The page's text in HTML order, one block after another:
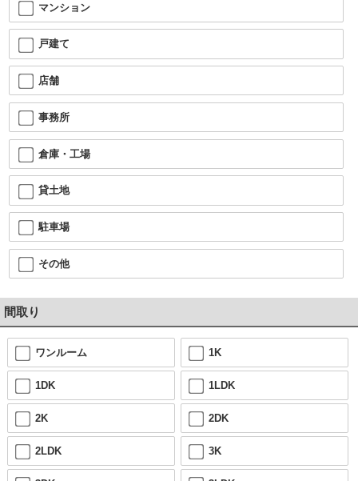
マンション
戸建て
店舗
事務所
倉庫・工場
貸土地
駐車場
その他
間取り
ワンルーム 1K
1DK 1LDK
2K 2DK
2LDK 3K